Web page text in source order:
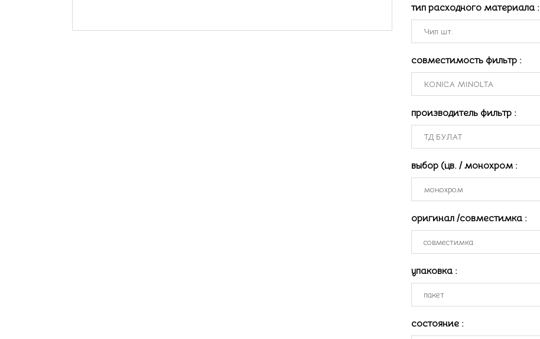
тип расходного материала :
совместимость фильтр :
производитель фильтр :
выбор (цв. / монохром :
оригинал /совместимка :
упаковка :
состояние :